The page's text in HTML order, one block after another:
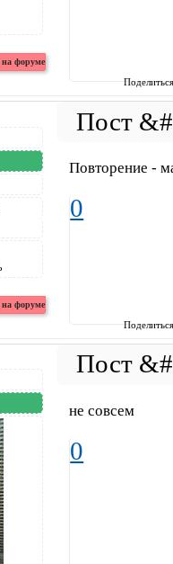
Повторение -
0
не совсем
0